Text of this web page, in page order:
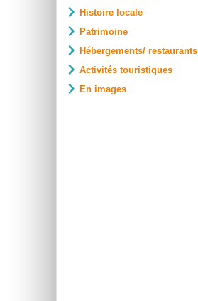
Histoire locale
Patrimoine
Hébergements/ restaurants
Activités touristiques
En images